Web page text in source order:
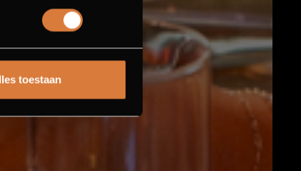
toestaan